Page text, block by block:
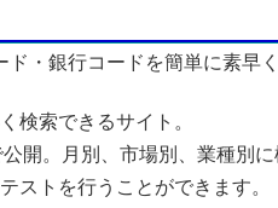
ド・銀行コードを簡単に素早
検索できるサイト。
開。月別、市場別、業種別に
ストを行うことができます。